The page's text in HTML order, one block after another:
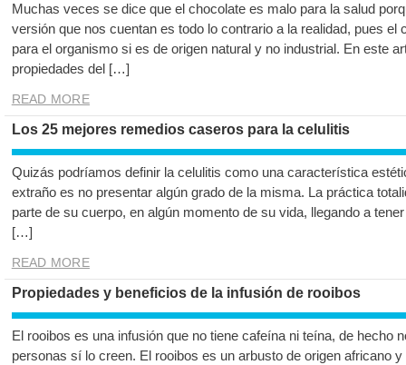
Muchas veces se dice que el chocolate es malo para la salud
versión que nos cuentan es todo lo contrario a la realidad, pues el
para el organismo si es de origen natural y no industrial. En este
propiedades del […]
READ MORE
Los 25 mejores remedios caseros para la celulitis
Quizás podríamos definir la celulitis como una característica
extraño es no presentar algún grado de la misma. La práctica
parte de su cuerpo, en algún momento de su vida, llegando a
[…]
READ MORE
Propiedades y beneficios de la infusión de rooibos
El rooibos es una infusión que no tiene cafeína ni teína, de hecho
personas sí lo creen. El rooibos es un arbusto de origen africano